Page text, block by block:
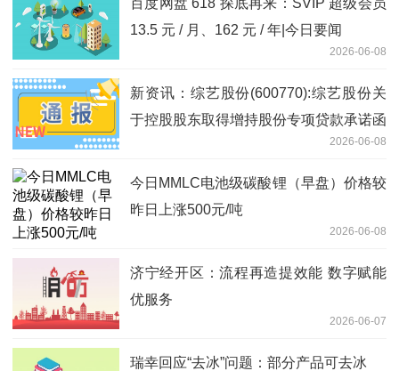
13.5 元 / 月、162 元 / 年|今日要闻
2026-06-08
新资讯：综艺股份(600770):综艺股份关
于控股股东取得增持股份专项贷款承诺函
2026-06-08
今日MMLC电池级碳酸锂（早盘）价格较
昨日上涨500元/吨
2026-06-08
济宁经开区：流程再造提效能 数字赋能
优服务
2026-06-07
瑞幸回应“去冰”问题：部分产品可去冰